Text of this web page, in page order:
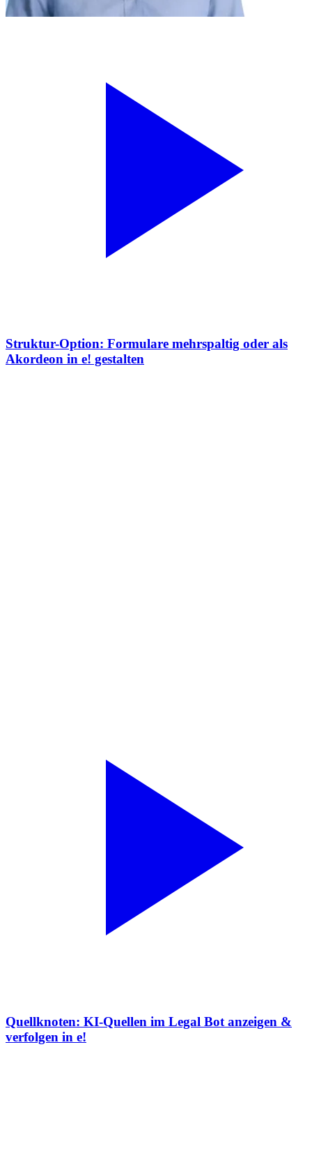
Struktur-Option: Formulare mehrspaltig oder als
Akordeon in e! gestalten
Quellknoten: KI-Quellen im Legal Bot anzeigen &
verfolgen in e!